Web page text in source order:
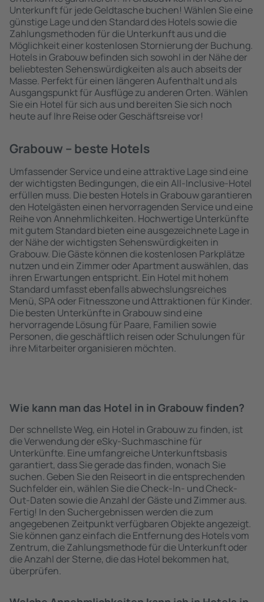
Unterkunft für jede Geldtasche buchen! Wählen Sie eine
günstige Lage und den Standard des Hotels sowie die
Zahlungsmethoden für die Unterkunft aus und die
Möglichkeit einer kostenlosen Stornierung der Buchung.
Hotels in Grabouw befinden sich sowohl in der Nähe der
beliebtesten Sehenswürdigkeiten als auch abseits der
Masse. Perfekt für einen längeren Aufenthalt und als
Ausgangspunkt für Ausflüge zu anderen Orten. Wählen
Sie ein Hotel für sich aus und bereiten Sie sich noch
heute auf Ihre Reise oder Geschäftsreise vor!
Grabouw – beste Hotels
Umfassender Service und eine attraktive Lage sind eine
der wichtigsten Bedingungen, die ein All-Inclusive-Hotel
erfüllen muss. Die besten Hotels in Grabouw garantieren
den Hotelgästen einen hervorragenden Service und eine
Reihe von Annehmlichkeiten. Hochwertige Unterkünfte
mit gutem Standard bieten eine ausgezeichnete Lage in
der Nähe der wichtigsten Sehenswürdigkeiten in
Grabouw. Die Gäste können die kostenlosen Parkplätze
nutzen und ein Zimmer oder Apartment auswählen, das
ihren Erwartungen entspricht. Ein Hotel mit hohem
Standard umfasst ebenfalls abwechslungsreiches
Menü, SPA oder Fitnesszone und Attraktionen für Kinder.
Die besten Unterkünfte in Grabouw sind eine
hervorragende Lösung für Paare, Familien sowie
Personen, die geschäftlich reisen oder Schulungen für
ihre Mitarbeiter organisieren möchten.
Wie kann man das Hotel in in Grabouw finden?
Der schnellste Weg, ein Hotel in Grabouw zu finden, ist
die Verwendung der eSky-Suchmaschine für
Unterkünfte. Eine umfangreiche Unterkunftsbasis
garantiert, dass Sie gerade das finden, wonach Sie
suchen. Geben Sie den Reiseort in die entsprechenden
Suchfelder ein, wählen Sie die Check-In- und Check-
Out-Daten sowie die Anzahl der Gäste und Zimmer aus.
Fertig! In den Suchergebnissen werden die zum
angegebenen Zeitpunkt verfügbaren Objekte angezeigt.
Sie können ganz einfach die Entfernung des Hotels vom
Zentrum, die Zahlungsmethode für die Unterkunft oder
die Anzahl der Sterne, die das Hotel bekommen hat,
überprüfen.